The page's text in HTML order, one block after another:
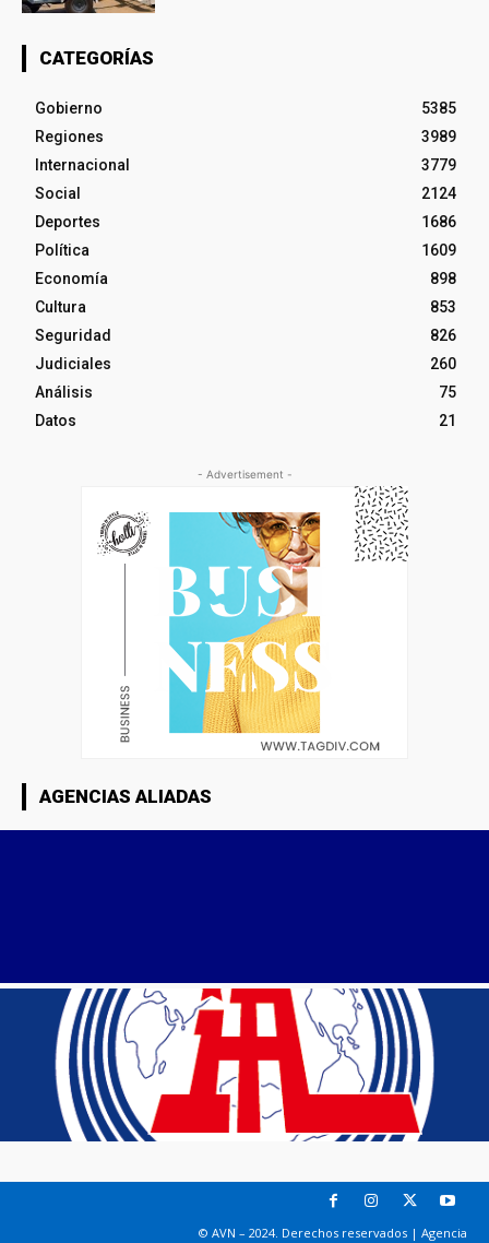
CATEGORÍAS
Gobierno
5385
Regiones
3989
Internacional
3779
Social
2124
Deportes
1686
Política
1609
Economía
898
Cultura
853
Seguridad
826
Judiciales
260
Análisis
75
Datos
21
- Advertisement -
AGENCIAS ALIADAS
© AVN – 2024. Derechos reservados | Agencia